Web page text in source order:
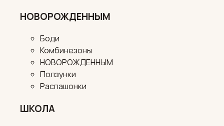
НОВОРОЖДЕННЫМ
Боди
Комбинезоны
НОВОРОЖДЕННЫМ
Ползунки
Распашонки
ШКОЛА